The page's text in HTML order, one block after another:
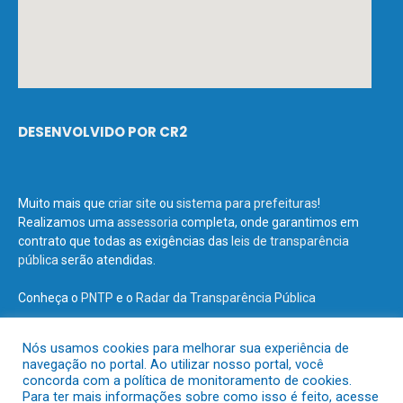
DESENVOLVIDO POR CR2
Muito mais que criar site ou sistema para prefeituras!
Realizamos uma assessoria completa, onde garantimos em
contrato que todas as exigências das leis de transparência
pública serão atendidas.
Conheça o PNTP e o Radar da Transparência Pública
Todos os direitos reservados a Prefeitura Municipal de Terra Santa.
Nós usamos cookies para melhorar sua experiência de
navegação no portal. Ao utilizar nosso portal, você
concorda com a política de monitoramento de cookies.
Para ter mais informações sobre como isso é feito, acesse